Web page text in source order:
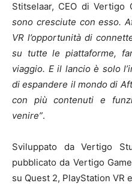
Stitselaar, CEO di Vertigo
sono cresciute con esso.
VR l’opportunità di
su tutte le piattaforme,
viaggio. E il lancio è solo
di espandere il mondo di
con più contenuti e
venire”.
Sviluppato da Vertigo
pubblicato da Vertigo
su Quest 2, PlayStation VR e